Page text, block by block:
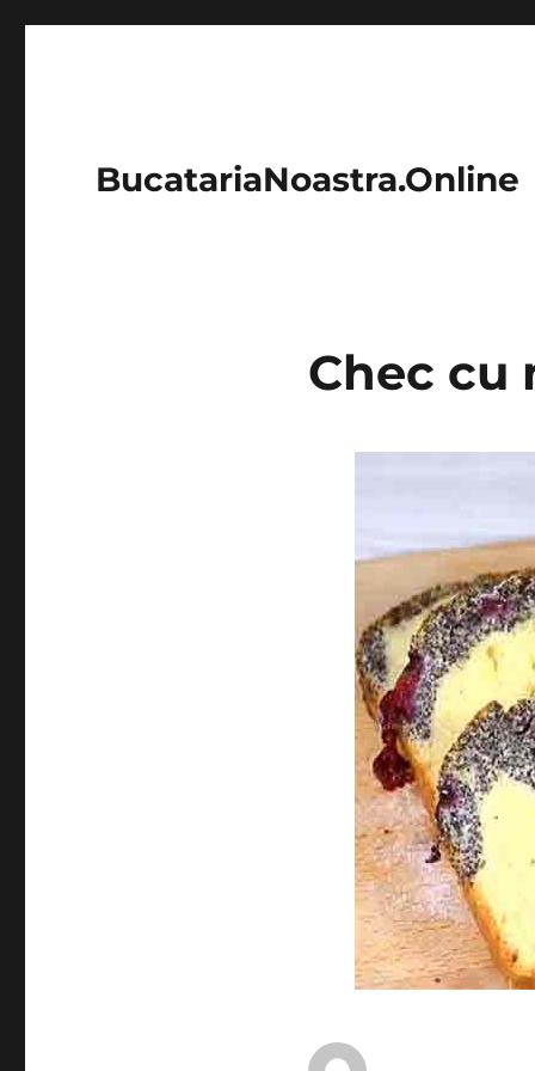
BucatariaNoastra.Online
Chec cu